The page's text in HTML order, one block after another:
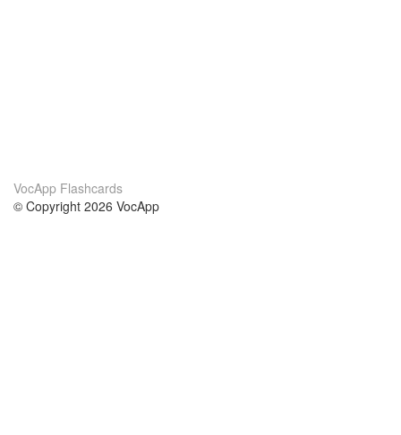
VocApp Flashcards
© Copyright 2026 VocApp